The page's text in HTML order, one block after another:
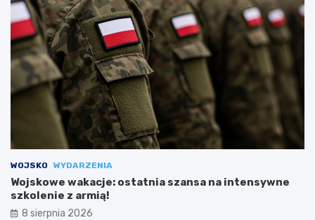
WOJSKO WYDARZENIA
Wojskowe wakacje: ostatnia szansa na intensywne
szkolenie z armią!
8 sierpnia 2026